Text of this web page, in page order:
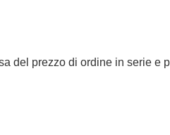
del prezzo di ordine in serie e